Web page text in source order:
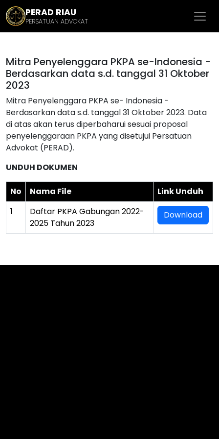
PERAD RIAU
PERSATUAN ADVOKAT
Mitra Penyelenggara PKPA se-Indonesia -
Berdasarkan data s.d. tanggal 31 Oktober
2023
Mitra Penyelenggara PKPA se- Indonesia -
Berdasarkan data s.d. tanggal 31 Oktober 2023. Data
di atas akan terus diperbaharui sesuai proposal
penyelenggaraan PKPA yang disetujui Persatuan
Advokat (PERAD).
UNDUH DOKUMEN
No Nama File
Link Unduh
1
Daftar PKPA Gabungan 2022-
2025 Tahun 2023
Download